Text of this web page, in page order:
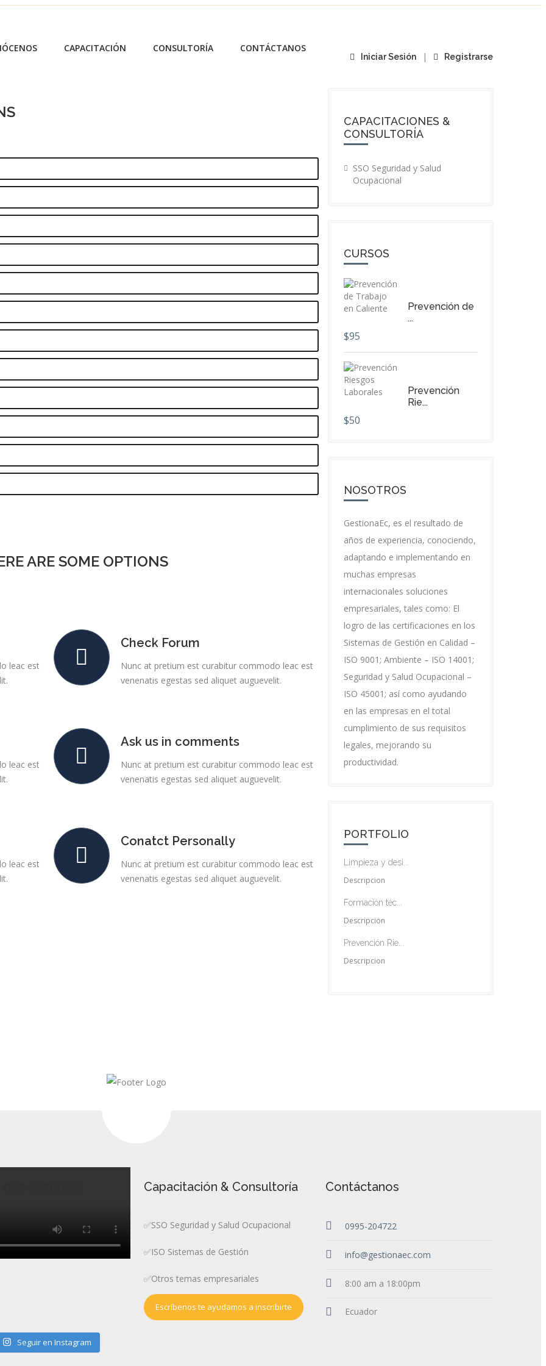
Iniciar Sesión | Registrarse
CAPACITACIÓN CONSULTORÍA CONTÁCTANOS
ARE SOME OPTIONS
leac est
Check Forum
Nunc at pretium est curabitur commodo leac est
venenatis egestas sed aliquet auguevelit.
leac est
Ask us in comments
Nunc at pretium est curabitur commodo leac est
venenatis egestas sed aliquet auguevelit.
leac est
Conatct Personally
Nunc at pretium est curabitur commodo leac est
venenatis egestas sed aliquet auguevelit.
CAPACITACIONES &
CONSULTORÍA
SSO Seguridad y Salud
Ocupacional
CURSOS
Prevención de
...
$95
Prevención
Rie...
$50
NOSOTROS
GestionaEc, es el resultado de
años de experiencia, conociendo,
adaptando e implementando en
muchas empresas
internacionales soluciones
empresariales, tales como: El
logro de las certificaciones en los
Sistemas de Gestión en Calidad –
ISO 9001; Ambiente – ISO 14001;
Seguridad y Salud Ocupacional –
ISO 45001; así como ayudando
en las empresas en el total
cumplimiento de sus requisitos
legales, mejorando su
productividad.
PORTFOLIO
Limpieza y desi...
Descripcion
Formación téc...
Descripcion
Prevención Rie...
Descripcion
Seguir en Instagram
Capacitación & Consultoría
✅SSO Seguridad y Salud Ocupacional
✅ISO Sistemas de Gestión
✅Otros temas empresariales
Escríbenos te ayudamos a inscribirte
Contáctanos
0995-204722
info@gestionaec.com
8:00 am a 18:00pm
Ecuador